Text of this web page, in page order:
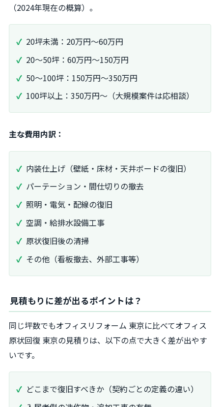
（2024年現在の概算）。
20坪未満：20万円～60万円
20～50坪：60万円～150万円
50～100坪：150万円～350万円
100坪以上：350万円～（大規模案件は応相談）
主な費用内訳：
内装仕上げ（壁紙・床材・天井ボードの復旧）
パーテーション・間仕切りの撤去
照明・電気・配線の復旧
空調・給排水設備工事
原状復旧後の清掃
その他（看板撤去、外部工事等）
見積もりに差が出るポイントは？
同じ坪数でもオフィスリフォーム 東京に比べてオフィス
原状回復 東京の見積りは、以下の点で大きく差が出やす
いです。
どこまで復旧すべきか（契約ごとの定義の違い）